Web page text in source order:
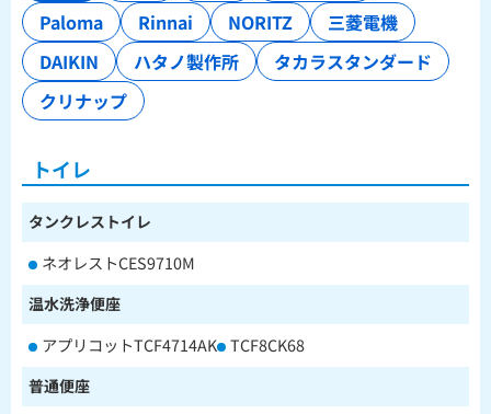
Paloma
Rinnai NORITZ
三菱電機
DAIKIN
ハタノ製作所
タカラスタンダード
クリナップ
トイレ
タンクレストイレ
ネオレストCES9710M
温水洗浄便座
アプリコットTCF4714AK TCF8CK68
普通便座